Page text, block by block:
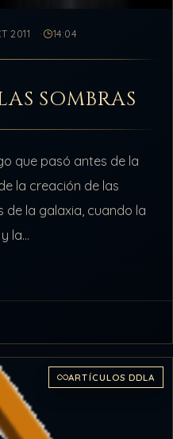
2011 14:04
SOMBRAS
que pasó antes de la
la creación de las
de la galaxia, cuando la
la…
ARTÍCULOS DDLA